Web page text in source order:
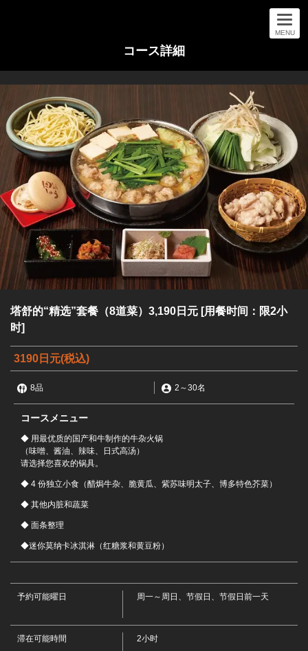
MENU
コース詳細
塔舒的“精选”套餐（8道菜）3,190日元 [用餐时间：限2小
时]
3190日元(税込)
8品 2 ～30名
コースメニュー
◆ 用最优质的国产和牛制作的牛杂火锅
（味噌、酱油、辣味、日式高汤）
请选择您喜欢的锅具。
◆ 4 份独立小食（醋焗牛杂、脆黄瓜、紫苏味明太子、博多特色芥菜）
◆ 其他内脏和蔬菜
◆ 面条整理
◆迷你莫纳卡冰淇淋（红糖浆和黄豆粉）
予約可能曜日 周一～周日、节假日、节假日前一天
滞在可能時間 2小时
この店舗情報をシェアする
塔舒的“精选”套餐（8道菜）3,190日元 [用餐时间：限2小时]
愛媛県松山市二番町３-7-19 フジコビルA2F
https://0899095213.owst.jp/courses/9555213